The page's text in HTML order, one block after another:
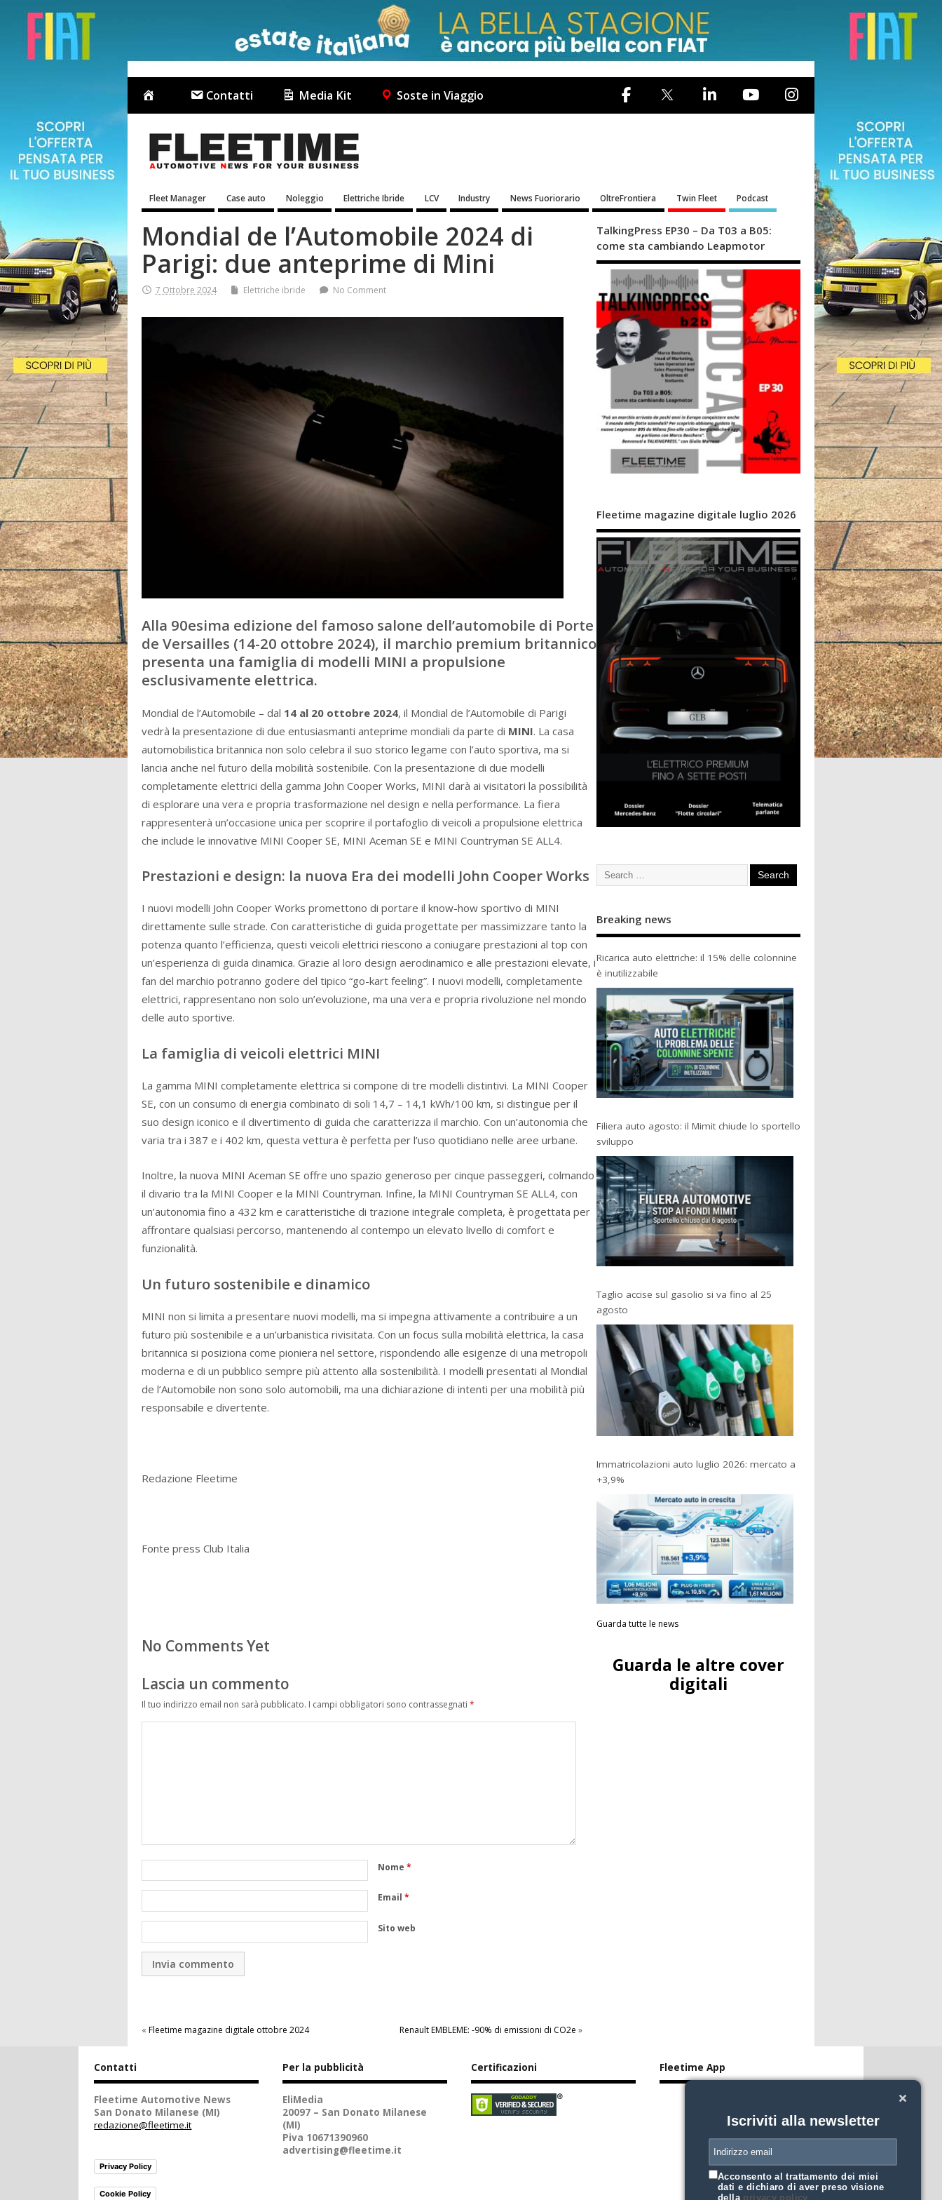
Contatti Media Kit Soste in Viaggio
Fleet Manager Case auto Noleggio Elettriche Ibride LCV Industry News Fuoriorario OltreFrontiera Twin Fleet Podcast
Mondial de l’Automobile 2024 di
Parigi: due anteprime di Mini
7 Ottobre 2024 Elettriche ibride No Comment
Alla 90esima edizione del famoso salone dell’automobile di Porte
de Versailles (14-20 ottobre 2024), il marchio premium britannico
presenta una famiglia di modelli MINI a propulsione
esclusivamente elettrica.
Mondial de l’Automobile – dal 14 al 20 ottobre 2024, il Mondial de l’Automobile di Parigi
vedrà la presentazione di due entusiasmanti anteprime mondiali da parte di MINI. La casa
automobilistica britannica non solo celebra il suo storico legame con l’auto sportiva, ma si
lancia anche nel futuro della mobilità sostenibile. Con la presentazione di due modelli
completamente elettrici della gamma John Cooper Works, MINI darà ai visitatori la possibilità
di esplorare una vera e propria trasformazione nel design e nella performance. La fiera
rappresenterà un’occasione unica per scoprire il portafoglio di veicoli a propulsione elettrica
che include le innovative MINI Cooper SE, MINI Aceman SE e MINI Countryman SE ALL4.
Prestazioni e design: la nuova Era dei modelli John Cooper Works
I nuovi modelli John Cooper Works promettono di portare il know-how sportivo di MINI
direttamente sulle strade. Con caratteristiche di guida progettate per massimizzare tanto la
potenza quanto l’efficienza, questi veicoli elettrici riescono a coniugare prestazioni al top con
un’esperienza di guida dinamica. Grazie al loro design aerodinamico e alle prestazioni elevate, i
fan del marchio potranno godere del tipico “go-kart feeling”. I nuovi modelli, completamente
elettrici, rappresentano non solo un’evoluzione, ma una vera e propria rivoluzione nel mondo
delle auto sportive.
La famiglia di veicoli elettrici MINI
La gamma MINI completamente elettrica si compone di tre modelli distintivi. La MINI Cooper
SE, con un consumo di energia combinato di soli 14,7 – 14,1 kWh/100 km, si distingue per il
suo design iconico e il divertimento di guida che caratterizza il marchio. Con un’autonomia che
varia tra i 387 e i 402 km, questa vettura è perfetta per l’uso quotidiano nelle aree urbane.
Inoltre, la nuova MINI Aceman SE offre uno spazio generoso per cinque passeggeri, colmando
il divario tra la MINI Cooper e la MINI Countryman. Infine, la MINI Countryman SE ALL4, con
un’autonomia fino a 432 km e caratteristiche di trazione integrale completa, è progettata per
affrontare qualsiasi percorso, mantenendo al contempo un elevato livello di comfort e
funzionalità.
Un futuro sostenibile e dinamico
MINI non si limita a presentare nuovi modelli, ma si impegna attivamente a contribuire a un
futuro più sostenibile e a un’urbanistica rivisitata. Con un focus sulla mobilità elettrica, la casa
britannica si posiziona come pioniera nel settore, rispondendo alle esigenze di una metropoli
moderna e di un pubblico sempre più attento alla sostenibilità. I modelli presentati al Mondial
de l’Automobile non sono solo automobili, ma una dichiarazione di intenti per una mobilità più
responsabile e divertente.
Redazione Fleetime
Fonte press Club Italia
No Comments Yet
Lascia un commento
Il tuo indirizzo email non sarà pubblicato. I campi obbligatori sono contrassegnati *
Nome *
Email *
Sito web
« Fleetime magazine digitale ottobre 2024 Renault EMBLEME: -90% di emissioni di CO2e »
TalkingPress EP30 – Da T03 a B05:
come sta cambiando Leapmotor
Fleetime magazine digitale luglio 2026
Breaking news
Ricarica auto elettriche: il 15% delle colonnine
è inutilizzabile
Filiera auto agosto: il Mimit chiude lo sportello
sviluppo
Taglio accise sul gasolio si va fino al 25
agosto
Immatricolazioni auto luglio 2026: mercato a
+3,9%
Guarda tutte le news
Iscriviti alla newsletter
Acconsento al trattamento dei miei
dati e dichiaro di aver preso visione
della privacy policy
Guarda le altre cover
digitali
Contatti
Fleetime Automotive News
San Donato Milanese (MI)
redazione@fleetime.it
Privacy Policy
Cookie Policy
Per la pubblicità
EliMedia
20097 – San Donato Milanese
(MI)
Piva 10671390960
advertising@fleetime.it
Certificazioni Fleetime App